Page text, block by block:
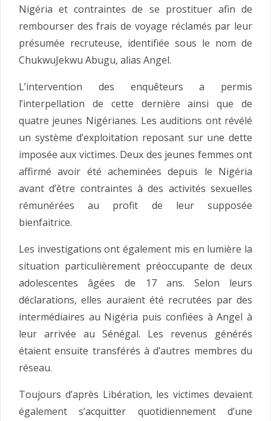
Nigéria et contraintes de se prostituer afin de
rembourser des frais de voyage réclamés par leur
présumée recruteuse, identifiée sous le nom de
ChukwuJekwu Abugu, alias Angel.
L’intervention des enquêteurs a permis
l’interpellation de cette dernière ainsi que de
quatre jeunes Nigérianes. Les auditions ont révélé
un système d’exploitation reposant sur une dette
imposée aux victimes. Deux des jeunes femmes ont
affirmé avoir été acheminées depuis le Nigéria
avant d’être contraintes à des activités sexuelles
rémunérées au profit de leur supposée
bienfaitrice.
Les investigations ont également mis en lumière la
situation particulièrement préoccupante de deux
adolescentes âgées de 17 ans. Selon leurs
déclarations, elles auraient été recrutées par des
intermédiaires au Nigéria puis confiées à Angel à
leur arrivée au Sénégal. Les revenus générés
étaient ensuite transférés à d’autres membres du
réseau.
Toujours d’après Libération, les victimes devaient
également s’acquitter quotidiennement d’une